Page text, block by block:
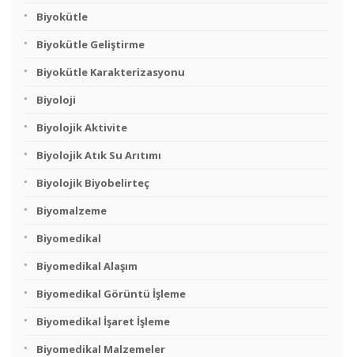
Biyokütle
Biyokütle Geliştirme
Biyokütle Karakterizasyonu
Biyoloji
Biyolojik Aktivite
Biyolojik Atık Su Arıtımı
Biyolojik Biyobelirteç
Biyomalzeme
Biyomedikal
Biyomedikal Alaşım
Biyomedikal Görüntü İşleme
Biyomedikal İşaret İşleme
Biyomedikal Malzemeler